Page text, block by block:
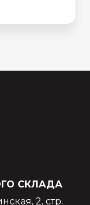
СКЛАДА
2, стр.